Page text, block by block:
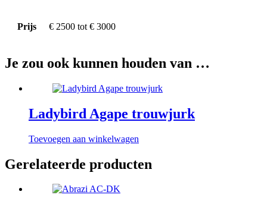
Prijs € 2500 tot € 3000
Je zou ook kunnen houden van …
Ladybird Agape trouwjurk
Toevoegen aan winkelwagen
Gerelateerde producten